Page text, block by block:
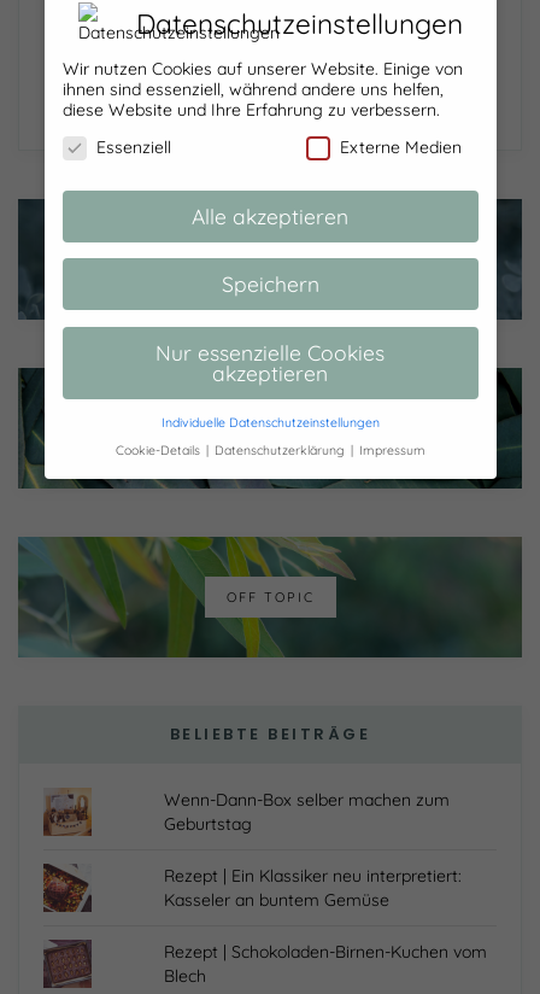
Einblicke in meinen Gemüsegarten, einfache Rezepte aus
unserer Alltagsküche, kleine DIY-Ideen und Gedanken
aus dem ganz normalen Familienalltag. Ein Ort für
kleine Projekte, meinem Alltag und alles dazwischen.
ANLEITUNGEN
12 VON 12
OFF TOPIC
BELIEBTE BEITRÄGE
Wenn-Dann-Box selber machen zum
Geburtstag
Rezept | Ein Klassiker neu interpretiert:
Kasseler an buntem Gemüse
Rezept | Schokoladen-Birnen-Kuchen vom
Blech
Datenschutzeinstellungen
Wir nutzen Cookies auf unserer Website. Einige von
ihnen sind essenziell, während andere uns helfen,
diese Website und Ihre Erfahrung zu verbessern.
Essenziell
Externe Medien
Alle akzeptieren
Speichern
Nur essenzielle Cookies
akzeptieren
Individuelle Datenschutzeinstellungen
Cookie-Details
Datenschutzerklärung Impressum
Datenschutzeinstellungen
verwendeten Cookies. Sie können Ihre
Einwilligung zu ganzen Kategorien geben
oder sich weitere Informationen anzeigen
lassen und so nur bestimmte Cookies
auswählen.
Nur essenzielle Cookies akzeptieren
Essenziell (1)
Essenzielle Cookies ermöglichen grundlegende
Funktionen und sind für die einwandfreie Funktion der
Website erforderlich.
Externe Medien (7)